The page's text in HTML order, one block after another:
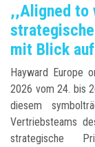
,,Aligned to
mit Blick
Hayward Europe
2026 vom 24. bis
diesem
Vertriebsteams
strategische